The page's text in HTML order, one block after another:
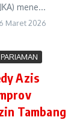
mene...
Maret 2026
Azis
Tambang